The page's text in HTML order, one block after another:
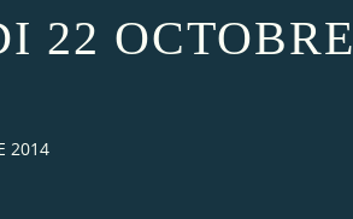
22 OCTOBRE
2014